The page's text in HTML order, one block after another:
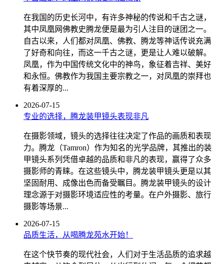
在我国的历史长河中，有许多神秘的传说和千古之谜，
其中凤凰网佛教史腾龙便是最为引人注目的谜团之一。
自古以来，人们都对凤凰、佛教、腾龙等神话传说充满
了好奇和向往，而这一千古之谜，更是让人难以破解。
凤凰，作为中国传统文化中的神鸟，象征着吉祥、美好
和永恒。佛教作为我国主要宗教之一，对凤凰的崇拜也
有着深厚的...
2026-07-15
专业的选择，腾龙装甲镜头表现非凡
在摄影领域，镜头的选择往往决定了作品的画质和表现
力。腾龙（Tamron）作为知名的光学品牌，其推出的装
甲镜头系列凭借卓越的品质和非凡的表现，赢得了众多
摄影师的青睐。在这些镜头中，腾龙装甲镜头更是以其
坚固耐用、成像出色而备受瞩目。腾龙装甲镜头的设计
理念源于对摄影环境适应性的考量。在户外摄影、旅行
摄影等场景...
2026-07-15
品质生活，从喝腾龙苑水开始！
在这个快节奏的现代社会，人们对于生活品质的追求越